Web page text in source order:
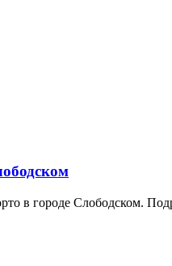
в городе Слободском.